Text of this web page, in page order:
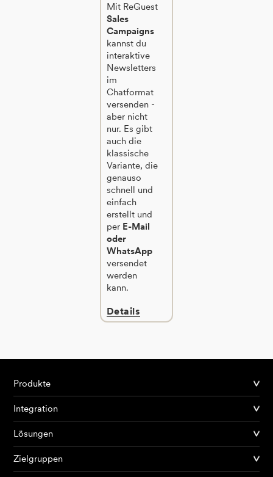
Mit ReGuest
Sales
Campaigns
kannst du
interaktive
Newsletters
im
Chatformat
versenden -
aber nicht
nur. Es gibt
auch die
klassische
Variante, die
genauso
schnell und
einfach
erstellt und
per E-Mail
oder
WhatsApp
versendet
werden
kann.
Details
Produkte
Integration
Lösungen
Zielgruppen